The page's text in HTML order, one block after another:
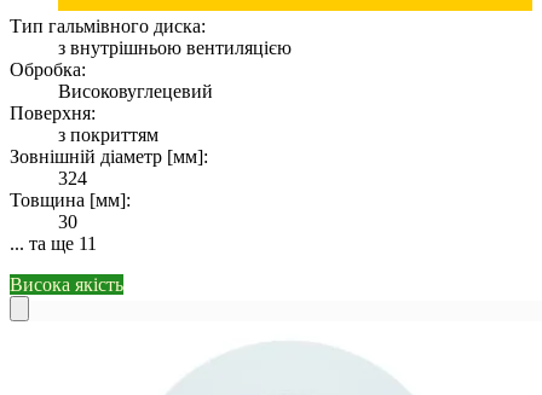
Тип гальмівного диска:
з внутрішньою вентиляцією
Обробка:
Високовуглецевий
Поверхня:
з покриттям
Зовнішній діаметр [мм]:
324
Товщина [мм]:
30
... та ще 11
Висока якість